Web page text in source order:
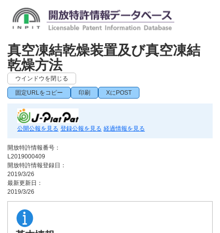
真空凍結乾燥装置及び真空凍結
乾燥方法
ウインドウを閉じる
固定URLをコピー 印刷 XにPOST
公開公報を見る 登録公報を見る 経過情報を見る
開放特許情報番号：
L2019000409
開放特許情報登録日：
2019/3/26
最新更新日：
2019/3/26